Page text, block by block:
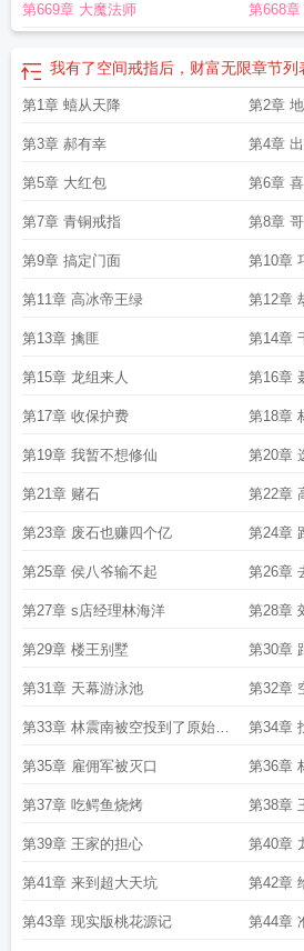
第669章 大魔法师 第668
我有了空间戒指后，财富无限章节列
第1章 蟢从天降 第2章
第3章 郝有幸 第4章
第5章 大红包 第6章
第7章 青铜戒指 第8章
第9章 搞定门面 第10章
第11章 高冰帝王绿 第12章
第13章 擒匪 第14章
第15章 龙组来人 第16章
第17章 收保护费 第18章
第19章 我暂不想修仙 第20章
第21章 赌石 第22章
万
第23章 废石也赚四个亿 第24章
第25章 侯八爷输不起 第26章
第27章 s店经理林海洋 第28章
第29章 楼王别墅 第30章
第31章 天幕游泳池 第32章
第33章 林震南被空投到了原始森
林
第34章
第35章 雇佣军被灭口 第36章
第37章 吃鳄鱼烧烤 第38章
第39章 王家的担心 第40章
第41章 来到超大天坑 第42章
第43章 现实版桃花源记 第44章